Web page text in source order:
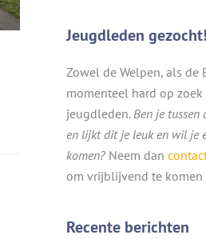
Jeugdleden gezocht!
Zowel de Welpen, als de
momenteel hard op
jeugdleden. Ben je tussen
en lijkt dit je leuk en wil je
komen?Neem dan
om vrijblijvend te komen
Recente berichten